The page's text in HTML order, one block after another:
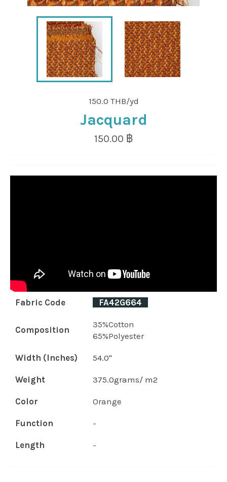
150.0 THB/yd
Jacquard
Regular
150.00 ฿
Fabric Code FA42G664
Composition
35%Cotton
65%Polyester
Width (Inches) 54.0"
Weight 375.0grams/ m2
Color Orange
Function -
Length -